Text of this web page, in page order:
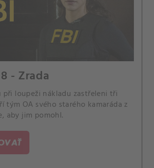
- Zrada
při loupeži nákladu zastřeleni tři
tým OA svého starého kamaráda z
aby jim pomohl.